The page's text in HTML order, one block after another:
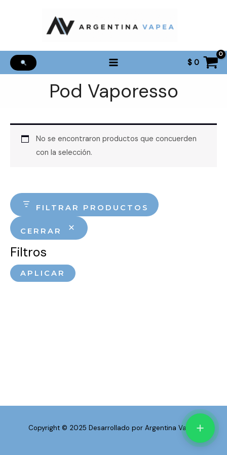
$0
Pod Vaporesso
FILTRAR PRODUCTOS
CERRAR
Filtros
APLICAR
No se encontraron productos que concuerden
con la selección.
Copyright © 2025 Desarrollado por Argentina Vapea